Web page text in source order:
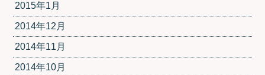
2015年1月
2014年12月
2014年11月
2014年10月